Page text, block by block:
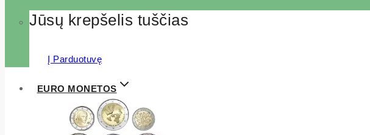
Jūsų krepšelis tuščias
Į Parduotuvę
EURO MONETOS